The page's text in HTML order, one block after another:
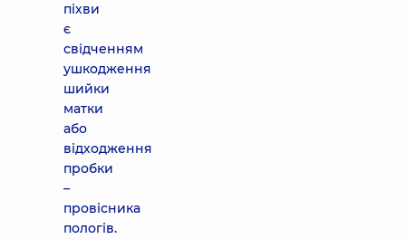
піхви
є
свідченням
ушкодження
шийки
матки
або
відходження
пробки
–
провісника
пологів.